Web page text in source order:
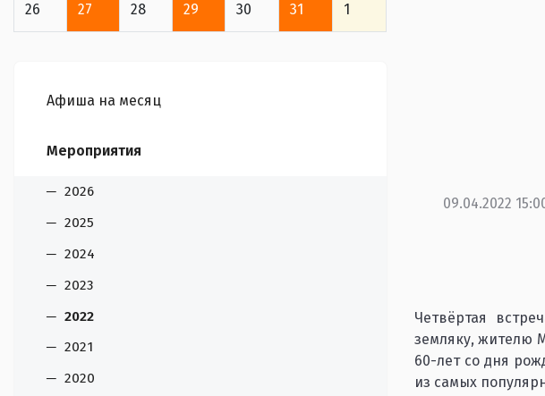
26 27 28 29 30 31 1
Афиша на месяц
Мероприятия
2026
2025
2024
2023
2022
2021
2020
09.04.2022
Четвёртая
земляку, жителю
60-лет со дня
из самых